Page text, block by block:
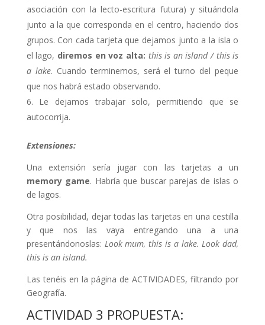
asociación con la lecto-escritura futura) y situándola
junto a la que corresponda en el centro, haciendo dos
grupos. Con cada tarjeta que dejamos junto a la isla o
el lago, diremos en voz alta: this is an island / this is
a lake. Cuando terminemos, será el turno del peque
que nos habrá estado observando.
Le dejamos trabajar solo, permitiendo que se
autocorrija.
Extensiones:
Una extensión sería jugar con las tarjetas a un
memory game. Habría que buscar parejas de islas o
de lagos.
Otra posibilidad, dejar todas las tarjetas en una cestilla
y que nos las vaya entregando una a una
presentándonoslas: Look mum, this is a lake. Look dad,
this is an island.
Las tenéis en la página de ACTIVIDADES, filtrando por
Geografía.
ACTIVIDAD 3 PROPUESTA: